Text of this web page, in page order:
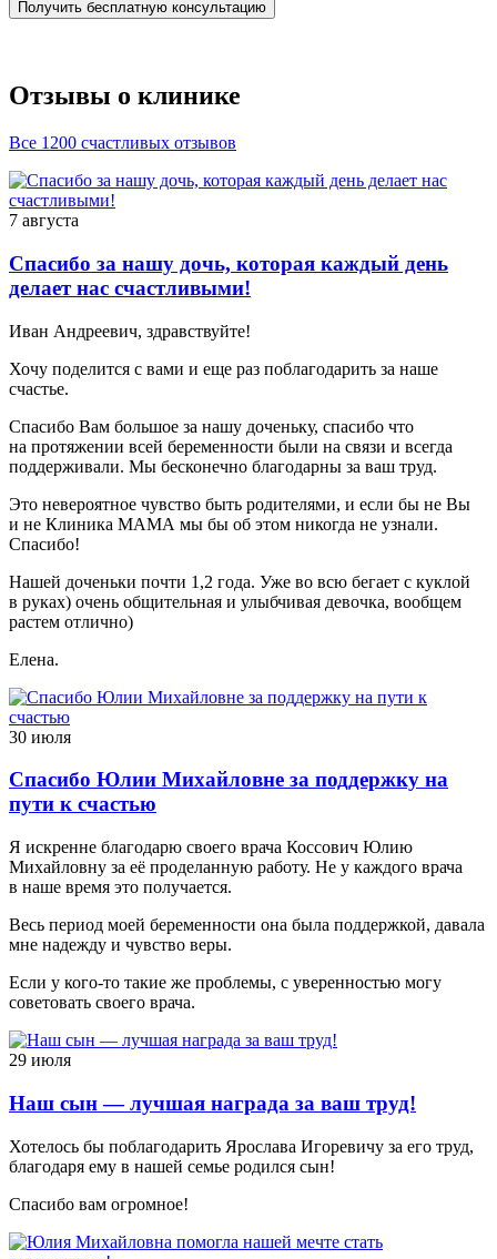
Получить бесплатную консультацию
Отзывы о клинике
Все 1200 счастливых отзывов
7 августа
Спасибо за нашу дочь, которая каждый день
делает нас счастливыми!
Иван Андреевич, здравствуйте!
Хочу поделится с вами и еще раз поблагодарить за наше
счастье.
Спасибо Вам большое за нашу доченьку, спасибо что
на протяжении всей беременности были на связи и всегда
поддерживали. Мы бесконечно благодарны за ваш труд.
Это невероятное чувство быть родителями, и если бы не Вы
и не Клиника МАМА мы бы об этом никогда не узнали.
Спасибо!
Нашей доченьки почти 1,2 года. Уже во всю бегает с куклой
в руках) очень общительная и улыбчивая девочка, вообщем
растем отлично)
Елена.
30 июля
Спасибо Юлии Михайловне за поддержку на
пути к счастью
Я искренне благодарю своего врача Коссович Юлию
Михайловну за её проделанную работу. Не у каждого врача
в наше время это получается.
Весь период моей беременности она была поддержкой, давала
мне надежду и чувство веры.
Если у кого-то такие же проблемы, с уверенностью могу
советовать своего врача.
29 июля
Наш сын — лучшая награда за ваш труд!
Хотелось бы поблагодарить Ярослава Игоревичу за его труд,
благодаря ему в нашей семье родился сын!
Спасибо вам огромное!